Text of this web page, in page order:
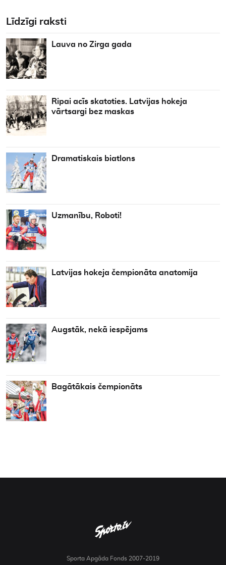
Līdzīgi raksti
Lauva no Zirga gada
Ripai acīs skatoties. Latvijas hokeja
vārtsargi bez maskas
Dramatiskais biatlons
Uzmanību, Roboti!
Latvijas hokeja čempionāta anatomija
Augstāk, nekā iespējams
Bagātākais čempionāts
Sporta Apgāda Fonds 2007-2019